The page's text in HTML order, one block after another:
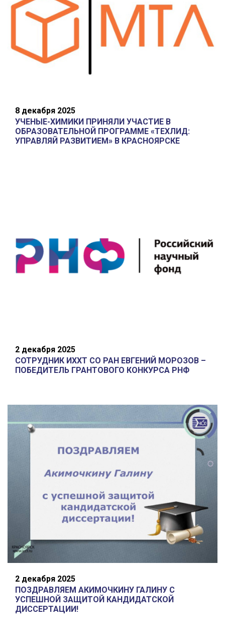
8 декабря 2025
УЧЕНЫЕ-ХИМИКИ ПРИНЯЛИ УЧАСТИЕ В
ОБРАЗОВАТЕЛЬНОЙ ПРОГРАММЕ «ТЕХЛИД:
УПРАВЛЯЙ РАЗВИТИЕМ» В КРАСНОЯРСКЕ
2 декабря 2025
СОТРУДНИК ИХХТ СО РАН ЕВГЕНИЙ МОРОЗОВ –
ПОБЕДИТЕЛЬ ГРАНТОВОГО КОНКУРСА РНФ
2 декабря 2025
ПОЗДРАВЛЯЕМ АКИМОЧКИНУ ГАЛИНУ С
УСПЕШНОЙ ЗАЩИТОЙ КАНДИДАТСКОЙ
ДИССЕРТАЦИИ!